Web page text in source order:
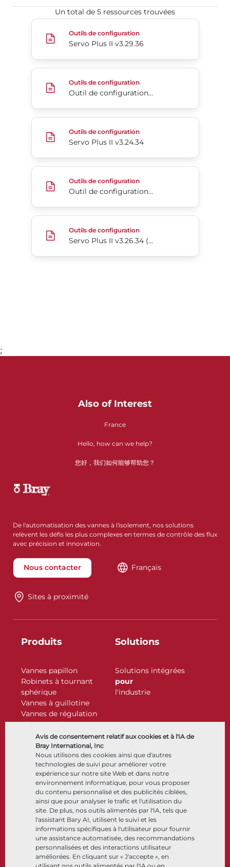
Avis de consentement relatif aux cookies et à l'IA de
Bray International, Inc
Nous utilisons des cookies ainsi que d'autres
technologies de suivi pour améliorer votre
expérience sur notre site Web et dans notre
environnement informatique, pour vous proposer
du contenu personnalisé et des publicités ciblées,
ainsi que pour analyser le trafic et l'utilisation du
site. De plus, nos outils alimentés par l'IA, tels que
l'assistant Bary AI, utilisent le suivi et les
informations spécifiques à l'utilisateur pour fournir
une assistance automatisée, des recommandations
personnalisées et des interactions utilisateur
améliorées. En cliquant sur « J'accepte », en
Un total de 5 ressources trouvées​​​​​​​
Servo Plus II v3.29.36
Outils de configuration
Servo Plus II v3.29.36
Outil de configuration ServoPlus
Outils de configuration
Outil de configuration ServoPlus
Servo Plus II v3.24.34
Outils de configuration
Servo Plus II v3.24.34
Outil de configuration ServoPlus v2,00
Outils de configuration
Outil de configuration ServoPlus v2,00
Servo Plus II v3.26.34 (actuel)
Outils de configuration
Servo Plus II v3.26.34 (actuel)
;
Also of Interest
France
Hello, how can we help?
您好，我们如何能够帮助您？
De l'automatisation des vannes à l'isolement, nos solutions
relèvent les défis les plus complexes en termes de contrôle des flux
avec précision et innovation.
Nous contacter Français
Sites à proximité
Produits
Vannes papillon
Robinets à tournant
sphérique
Vannes à guillotine
Vannes de régulation
Clapets antiretour
Actionneurs
Accessoires de contrôle
Cryogénique
Solutions
Solutions intégrées
pour
l'industrie
Entreprise
À propos
Sites
Partenariats
Développement durable
Portail clients
Ressources
Documents
Centre de connaissance
Logiciels
Sélection de matériaux